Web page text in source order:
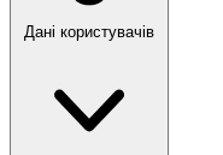
Дані користувачів